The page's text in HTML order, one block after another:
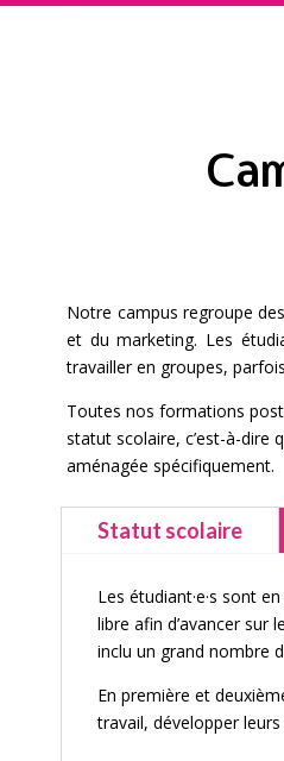
Notre campus regroupe
et du marketing. Les
travailler en groupes,
Toutes nos formations
statut scolaire, c’est-à-dire
aménagée spécifiquement.
Statut scolaire
Les étudiant·e·s sont
libre afin d’avancer
inclu un grand nombre
En première et
travail, développer